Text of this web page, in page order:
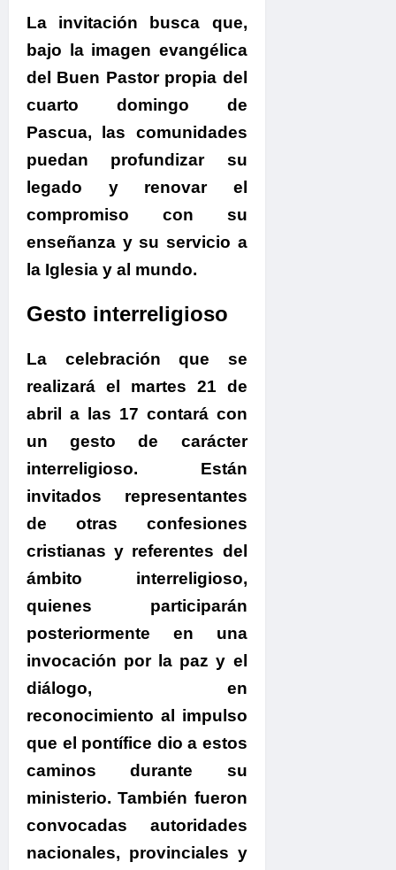
La invitación busca que,
bajo la imagen evangélica
del Buen Pastor propia del
cuarto domingo de
Pascua,
las comunidades
puedan profundizar su
legado y renovar el
compromiso con su
enseñanza y su servicio a
la Iglesia y al mundo.
Gesto interreligioso
La celebración que se
realizará el martes 21 de
abril a las 17 contará con
un gesto de carácter
interreligioso. Están
invitados representantes
de otras confesiones
cristianas y referentes del
ámbito interreligioso,
quienes participarán
posteriormente en una
invocación por la paz y el
diálogo, en
reconocimiento al impulso
que el pontífice dio a estos
caminos durante su
ministerio. También fueron
convocadas autoridades
nacionales, provinciales y